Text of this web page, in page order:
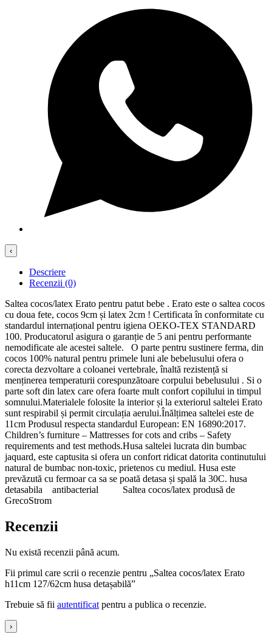
‹
Descriere
Recenzii (0)
Saltea cocos/latex Erato pentru patut bebe . Erato este o saltea cocos
cu doua fete, cocos 9cm și latex 2cm ! Certificata în conformitate cu
standardul internațional pentru igiena OEKO-TEX STANDARD
100. Producatorul asigura o garanție de 5 ani pentru performante
nemodificate ale acestei saltele. O parte pentru sustinere ferma, din
cocos 100% natural pentru primele luni ale bebelusului ofera o
corecta dezvoltare a coloanei vertebrale, înaltă rezistență si
menținerea temperaturii corespunzătoare corpului bebelusului . Si o
parte soft din latex care ofera foarte mult confort copilului in timpul
somnului.Materialele folosite la interior și la exteriorul saltelei Erato
sunt respirabil și permit circulația aerului.Înălțimea saltelei este de
11cm Produsul respecta standardul European: EN 16890:2017.
Children’s furniture – Mattresses for cots and cribs – Safety
requirements and test methods.Husa saltelei lucrata din bumbac
jaquard, este captusita si ofera un confort ridicat datorita continutului
natural de bumbac non-toxic, prietenos cu mediul. Husa este
prevăzută cu fermoar ca sa se poată detasa și spală la 30C. husa
detasabila antibacterial Saltea cocos/latex produsă de
GrecoStrom
Recenzii
Nu există recenzii până acum.
Fii primul care scrii o recenzie pentru „Saltea cocos/latex Erato
h11cm 127/62cm husa detașabilă”
Trebuie să fii autentificat pentru a publica o recenzie.
›